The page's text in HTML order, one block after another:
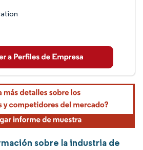
sobre la industria de